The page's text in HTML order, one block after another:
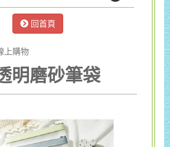
回首頁
上購物
明磨砂筆袋